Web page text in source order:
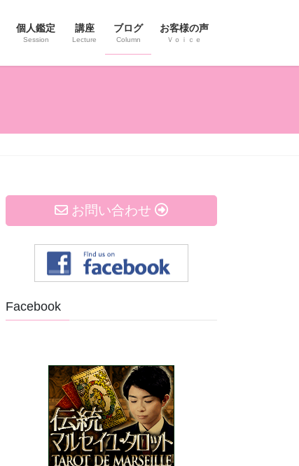
個人鑑定
Session
講座
Lecture
ブログ
Column
お客様の声
Ｖｏｉｃｅ
お問い合わせ
Facebook